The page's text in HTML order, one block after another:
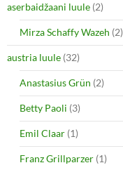
aserbaidžaani luule (2)
Mirza Schaffy Wazeh (2)
austria luule (32)
Anastasius Grün (2)
Betty Paoli (3)
Emil Claar (1)
Franz Grillparzer (1)